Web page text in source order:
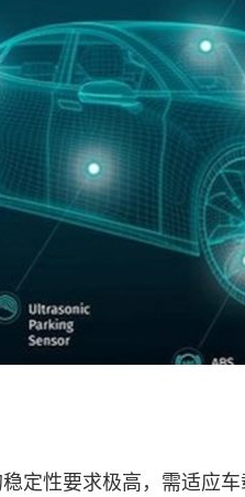
性要求极高，需适应车